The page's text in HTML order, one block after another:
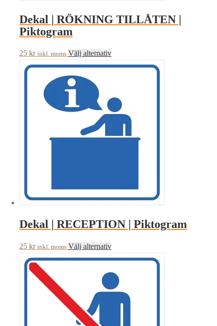
Dekal | RÖKNING TILLÅTEN |
Piktogram
25 kr inkl. moms Välj alternativDen
här
flera
varianter.
olika
produktsidan
Dekal | RECEPTION | Piktogram
25 kr inkl. moms Välj alternativDen
här
har
flera
varianter.